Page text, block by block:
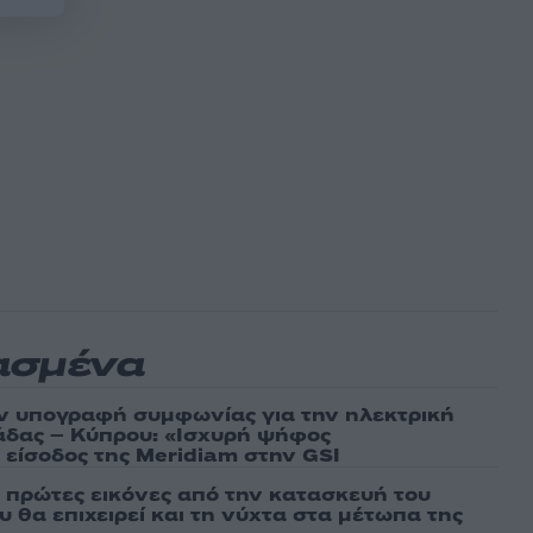
υπογραφή συμφωνίας για την ηλεκτρική
– Κύπρου: «Ισχυρή ψήφος
της Meridiam στην GSI
εικόνες από την κατασκευή του
επιχειρεί και τη νύχτα στα μέτωπα της